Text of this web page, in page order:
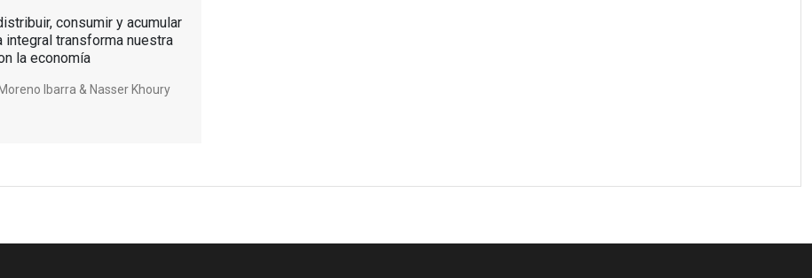
consumir y acumular
integral transforma nuestra
la economía
Ibarra & Nasser Khoury